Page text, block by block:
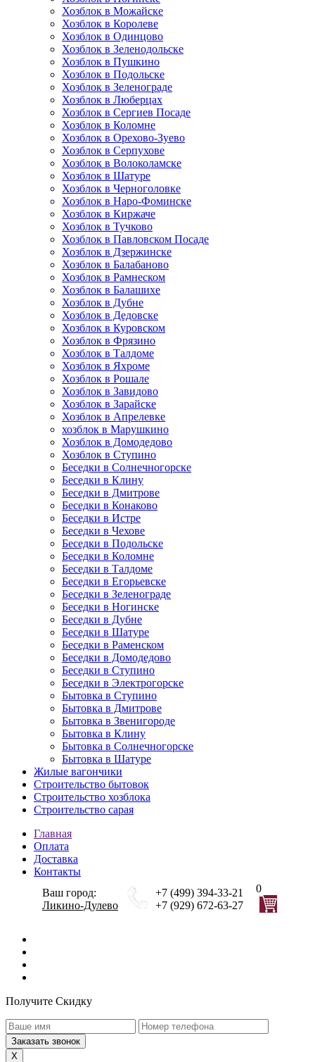
Хозблок в Можайске
Хозблок в Королеве
Хозблок в Одинцово
Хозблок в Зеленодольске
Хозблок в Пушкино
Хозблок в Подольске
Хозблок в Зеленограде
Хозблок в Люберцах
Хозблок в Сергиев Посаде
Хозблок в Коломне
Хозблок в Орехово-Зуево
Хозблок в Серпухове
Хозблок в Волоколамске
Хозблок в Шатуре
Хозблок в Черноголовке
Хозблок в Наро-Фоминске
Хозблок в Киржаче
Хозблок в Тучково
Хозблок в Павловском Посаде
Хозблок в Дзержинске
Хозблок в Балабаново
Хозблок в Рамнеском
Хозблок в Балашихе
Хозблок в Дубне
Хозблок в Дедовске
Хозблок в Куровском
Хозблок в Фрязино
Хозблок в Талдоме
Хозблок в Яхроме
Хозблок в Рошале
Хозблок в Завидово
Хозблок в Зарайске
Хозблок в Апрелевке
хозблок в Марушкино
Хозблок в Домодедово
Хозблок в Ступино
Беседки в Солнечногорске
Беседки в Клину
Беседки в Дмитрове
Беседки в Конаково
Беседки в Истре
Беседки в Чехове
Беседки в Подольске
Беседки в Коломне
Беседки в Талдоме
Беседки в Егорьевске
Беседки в Зеленограде
Беседки в Ногинске
Беседки в Дубне
Беседки в Шатуре
Беседки в Раменском
Беседки в Домодедово
Беседки в Ступино
Беседки в Электрогорске
Бытовка в Ступино
Бытовка в Дмитрове
Бытовка в Звенигороде
Бытовка в Клину
Бытовка в Солнечногорске
Бытовка в Шатуре
Жилые вагончики
Строительство бытовок
Строительство хозблока
Строительство сарая
Главная
Оплата
Доставка
Контакты
Ваш город:
Ликино-Дулево
+7 (499) 394-33-21
+7 (929) 672-63-27
0
Получите Скидку
X